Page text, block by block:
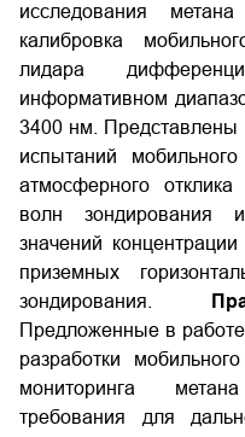
исследования
калибровка
лидара
информативном
3400 нм. Представлены
испытаний
атмосферного
волн зондирования
значений
приземных
зондирования.
Предложенные в
разработки
мониторинга
требования для